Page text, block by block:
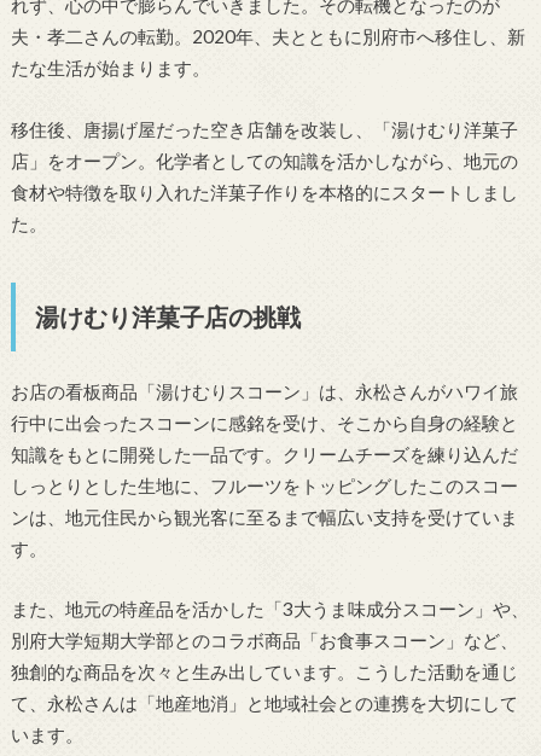
れず、心の中で膨らんでいきました。その転機となったのが
夫・孝二さんの転勤。2020年、夫とともに別府市へ移住し、新
たな生活が始まります。
移住後、唐揚げ屋だった空き店舗を改装し、「湯けむり洋菓子
店」をオープン。化学者としての知識を活かしながら、地元の
食材や特徴を取り入れた洋菓子作りを本格的にスタートしまし
た。
湯けむり洋菓子店の挑戦
お店の看板商品「湯けむりスコーン」は、永松さんがハワイ旅
行中に出会ったスコーンに感銘を受け、そこから自身の経験と
知識をもとに開発した一品です。クリームチーズを練り込んだ
しっとりとした生地に、フルーツをトッピングしたこのスコー
ンは、地元住民から観光客に至るまで幅広い支持を受けていま
す。
また、地元の特産品を活かした「3大うま味成分スコーン」や、
別府大学短期大学部とのコラボ商品「お食事スコーン」など、
独創的な商品を次々と生み出しています。こうした活動を通じ
て、永松さんは「地産地消」と地域社会との連携を大切にして
います。